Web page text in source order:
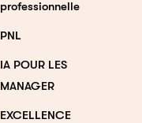
professionnelle
PNL
IA POUR LES
MANAGER
EXCELLENCE